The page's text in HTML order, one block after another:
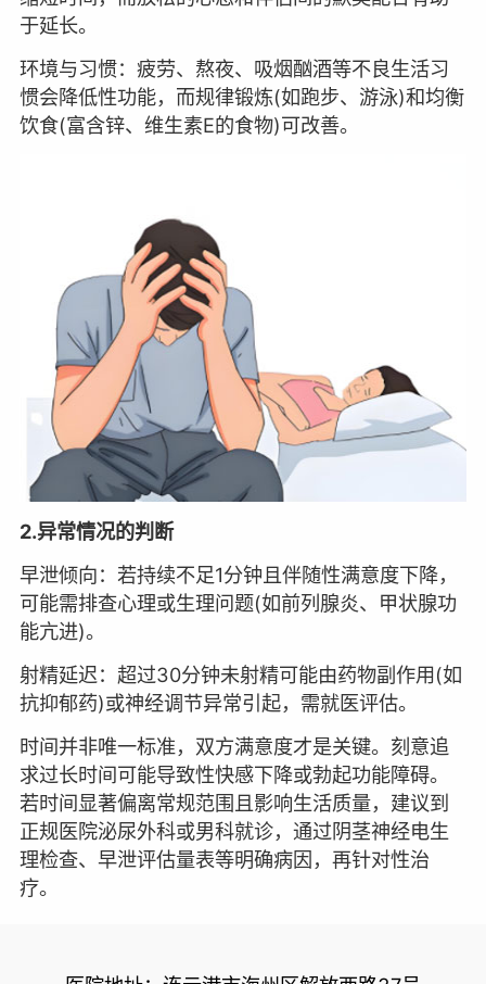
于延长。
环境与习惯：疲劳、熬夜、吸烟酗酒等不良生活习
惯会降低性功能，而规律锻炼(如跑步、游泳)和均衡
饮食(富含锌、维生素E的食物)可改善。
2.异常情况的判断
早泄倾向：若持续不足1分钟且伴随性满意度下降，
可能需排查心理或生理问题(如前列腺炎、甲状腺功
能亢进)。
射精延迟：超过30分钟未射精可能由药物副作用(如
抗抑郁药)或神经调节异常引起，需就医评估。
时间并非唯一标准，双方满意度才是关键。刻意追
求过长时间可能导致性快感下降或勃起功能障碍。
若时间显著偏离常规范围且影响生活质量，建议到
正规医院泌尿外科或男科就诊，通过阴茎神经电生
理检查、早泄评估量表等明确病因，再针对性治
疗。